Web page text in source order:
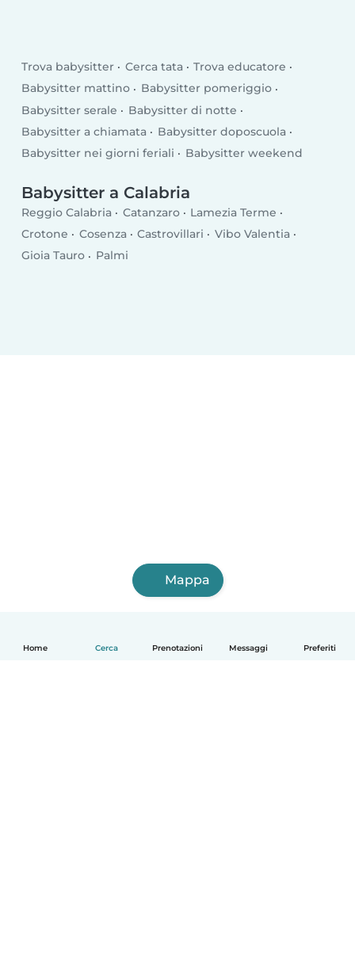
Home Cerca Prenotazioni Messaggi Preferiti
Trova babysitter Cerca tata
Trova educatore
Babysitter mattino
Babysitter pomeriggio
Babysitter serale
Babysitter di notte
Babysitter a chiamata
Babysitter doposcuola
Babysitter nei giorni feriali
Babysitter weekend
Babysitter a Calabria
Reggio Calabria Catanzaro
Lamezia Terme
Crotone
Cosenza Castrovillari
Vibo Valentia
Gioia Tauro
Palmi
Mappa